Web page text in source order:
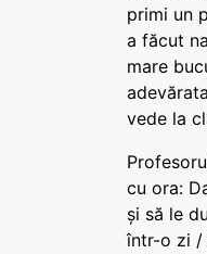
primi un
a făcut
mare
vede la
cu ora:
și să le
într-o zi /